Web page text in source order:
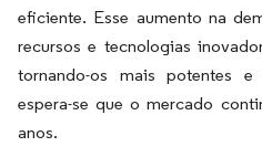
eficiente. Esse aumento na
recursos e tecnologias
tornando-os mais potentes e
espera-se que o mercado
anos.